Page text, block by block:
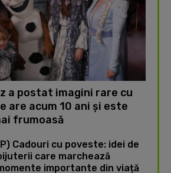
a postat imagini rare cu
are acum 10 ani și este
frumoasă
Cadouri cu poveste: idei de
care marchează
importante din viață